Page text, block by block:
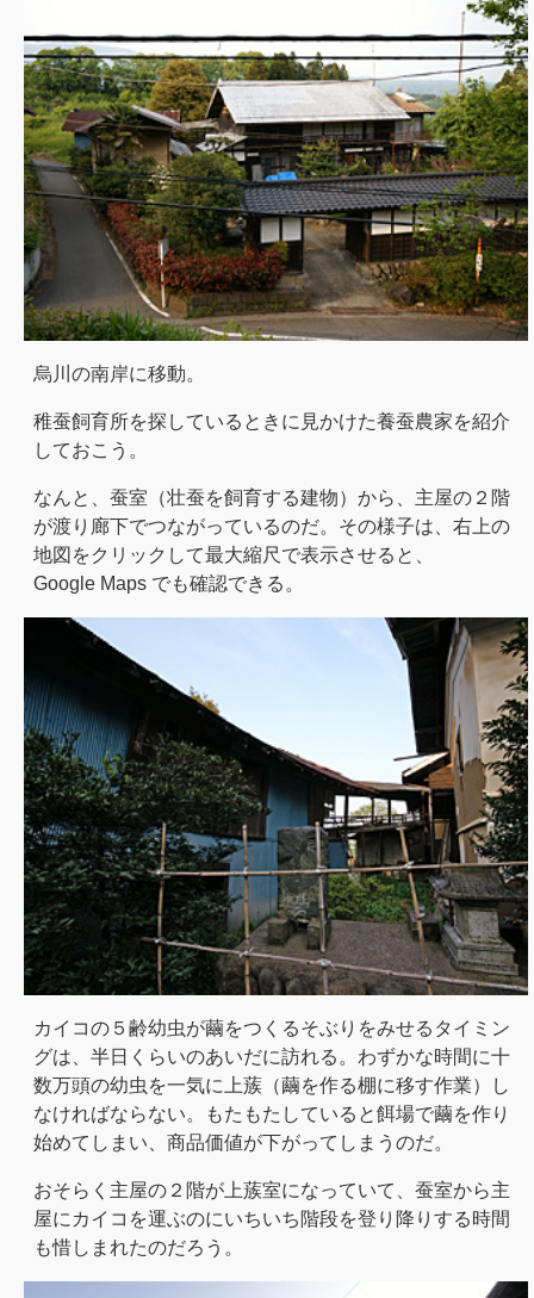
烏川の南岸に移動。
稚蚕飼育所を探しているときに見かけた養蚕農家を紹介
しておこう。
なんと、蚕室（壮蚕を飼育する建物）から、主屋の２階
が渡り廊下でつながっているのだ。その様子は、右上の
地図をクリックして最大縮尺で表示させると、
Google Maps でも確認できる。
カイコの５齢幼虫が繭をつくるそぶりをみせるタイミン
グは、半日くらいのあいだに訪れる。わずかな時間に十
数万頭の幼虫を一気に上蔟（繭を作る棚に移す作業）し
なければならない。もたもたしていると餌場で繭を作り
始めてしまい、商品価値が下がってしまうのだ。
おそらく主屋の２階が上蔟室になっていて、蚕室から主
屋にカイコを運ぶのにいちいち階段を登り降りする時間
も惜しまれたのだろう。